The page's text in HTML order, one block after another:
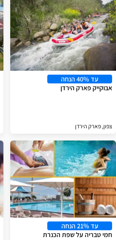
עד 40% הנחה
אבוקייק פארק הירדן
צפון, פארק הירדן
עד 21% הנחה
חמי טבריה על שפת הכנרת